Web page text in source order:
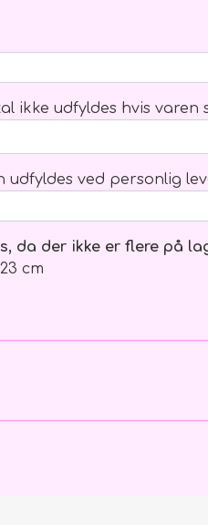
Flower boks
ikke udfyldes hvis varen
udfyldes ved personlig
da der ikke er flere på
cm